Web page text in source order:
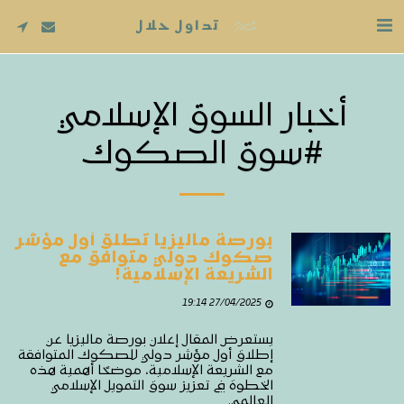
تداول حلال
أخبار السوق الإسلامي
#سوق الصكوك
بورصة ماليزيا تطلق أول مؤشر
صكوك دولي متوافق مع
الشريعة الإسلامية!
27/04/2025 19:14
يستعرض المقال إعلان بورصة ماليزيا عن
إطلاق أول مؤشر دولي للصكوك المتوافقة
مع الشريعة الإسلامية، موضحًا أهمية هذه
الخطوة في تعزيز سوق التمويل الإسلامي